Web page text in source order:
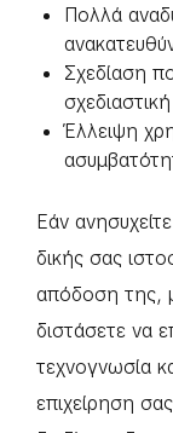
Πολλά
Σχεδίαση
Έλλειψη
Εάν
δικής σας
απόδοση της,
διστάσετε να
τεχνογνωσία
επιχείρηση